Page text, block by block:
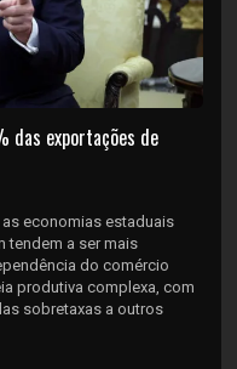
das exportações de
economias estaduais
tendem a ser mais
do comércio
produtiva complexa, com
sobretaxas a outros